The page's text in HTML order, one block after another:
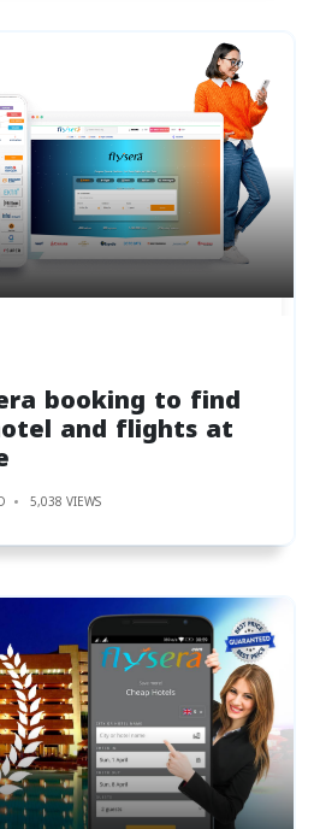
booking to find
and flights at
5,038 VIEWS